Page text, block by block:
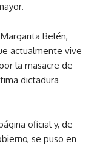
Belén,
actualmente vive
la masacre de
dictadura
oficial y, de
se puso en